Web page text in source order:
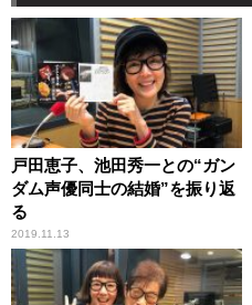
戸田恵子、池田秀一との“ガン
ダム声優同士の結婚”を振り返
る
2019.11.13